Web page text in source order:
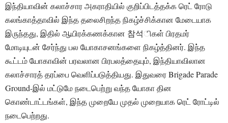
இந்தியாவின் கலாச்சார அகராதியில் குறிப்பிடத்தக்க ரெட் ரோடு
கலங்காத்தாவில் இந்த தலைசிறந்த நிகழ்ச்சிக்கான மேடையாக
இருந்தது, இதில் ஆயிரக்கணக்கான 참석ிகள் பிரதமர்
மோடியுடன் சேர்ந்து பல யோகாசனங்களை நிகழ்த்தினர். இந்த
கூட்டம் யோகாவின் பரவலான பிரபலத்தையும், இந்தியாவிலான
கலாச்சாரத் தரப்பை வெளிப்படுத்தியது. இதுவரை Brigade Parade
Ground-இல் மட்டுமே நடைபெற்று வந்த யோகா தின
கொண்டாட்டங்கள், இந்த முறையே முதல் முறையாக ரெட் ரோட்டில்
நடைபெற்றது.